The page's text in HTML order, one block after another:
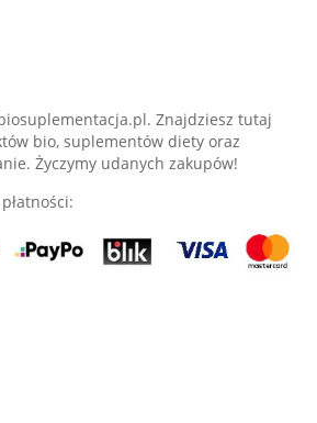
Znajdziesz tutaj
bio, suplementów diety oraz
Życzymy udanych zakupów!